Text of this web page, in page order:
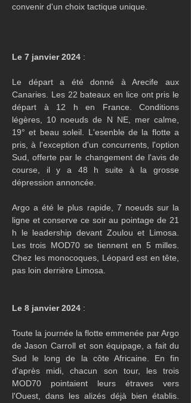
convenir d'un choix tactique unique.
Le 7 janvier 2024 :
Le départ a été donné à Arecife aux
Canaries. Les 22 bateaux en lice ont pris le
départ à 12 h en France. Conditions
légères, 10 noeuds de N NE, mer calme,
19° et beau soleil. L'esenble de la flotte a
pris, à l'exception d'un concurrents, l'option
Sud, offerte par le changement de l'avis de
course, il y a 48 h suite à la grosse
dépression annoncée.
Argo a été le plus rapide, 7 noeuds sur la
ligne et conserve ce soir au pointage de 21
h le leadership devant Zoulou et Limosa.
Les trois MOD70 se tiennent en 5 milles.
Chez les monocoques, Léopard est en tête,
pas loin derrière Limosa.
Le 8 janvier 2024 :
Toute la journée la flotte emmenée par Argo
de Jason Carroll et son équipage, a fait du
Sud le long de la côte Africaine. En fin
d'après midi, chacun son tour, les trois
MOD70 pointaient leurs étraves vers
l'Ouest, dans les alizés déjà bien établis.